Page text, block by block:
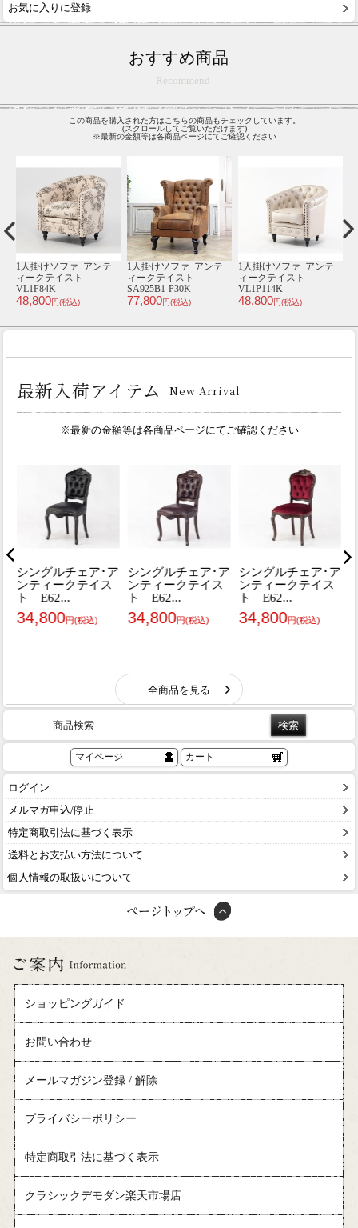
お気に入りに登録
おすすめ商品
Recommend
この商品を購入された方はこちらの商品もチェックしています。
(スクロールしてご覧いただけます)
※最新の金額等は各商品ページにてご確認ください
1人掛けソファ･アンテ
ィークテイスト 1002-
1-5F66B
79,800円(税込)
1人掛けソファ･アンテ
ィークテイスト 1008-
1W-5F102B
108,000円(税込)
1人掛けソファ･アンテ
ィークテイスト
SA925B1-F253K
77,800円(税込)
商品検索
マイページ カート
ログイン
メルマガ申込/停止
特定商取引法に基づく表示
送料とお支払い方法について
個人情報の取扱いについて
ショッピングガイド
お問い合わせ
メールマガジン登録 / 解除
プライバシーポリシー
特定商取引法に基づく表示
クラシックデモダン楽天市場店